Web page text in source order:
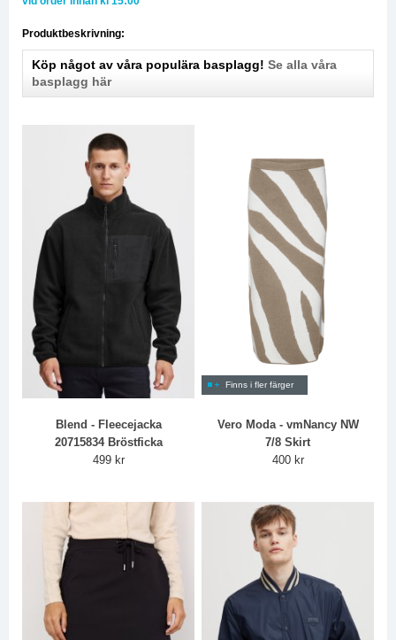
Produktbeskrivning:
Köp något av våra populära basplagg! Se alla våra
basplagg här
Blend - Fleecejacka
20715834 Bröstficka
499 kr
Finns i fler färger
Vero Moda - vmNancy NW
7/8 Skirt
400 kr